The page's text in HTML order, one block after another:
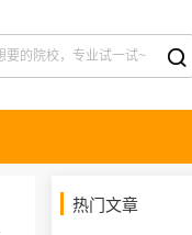

热门文章